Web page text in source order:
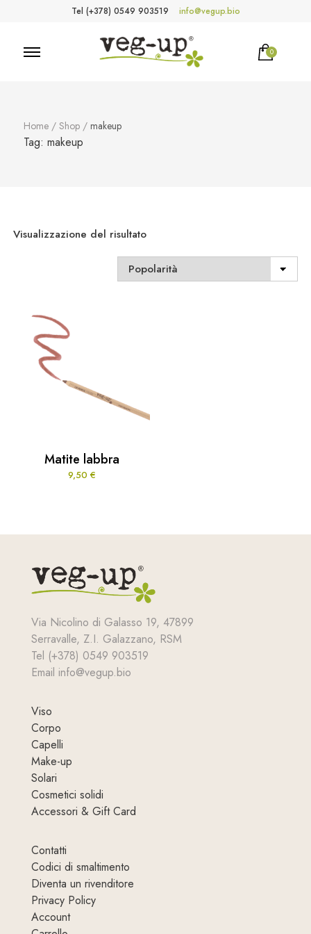
Tel (+378) 0549 903519 info@vegup.bio
0
Home / Shop / makeup
Tag: makeup
Visualizzazione del risultato
Matite labbra
9,50 €
Via Nicolino di Galasso 19, 47899
Serravalle, Z.I. Galazzano, RSM
Tel (+378) 0549 903519
Email info@vegup.bio
Viso
Corpo
Capelli
Make-up
Solari
Cosmetici solidi
Accessori & Gift Card
Contatti
Codici di smaltimento
Diventa un rivenditore
Privacy Policy
Account